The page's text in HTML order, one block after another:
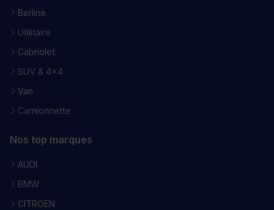
Berline
Utilitaire
Cabriolet
SUV & 4x4
Van
Camionnette
Nos top marques
AUDI
BMW
CITROEN